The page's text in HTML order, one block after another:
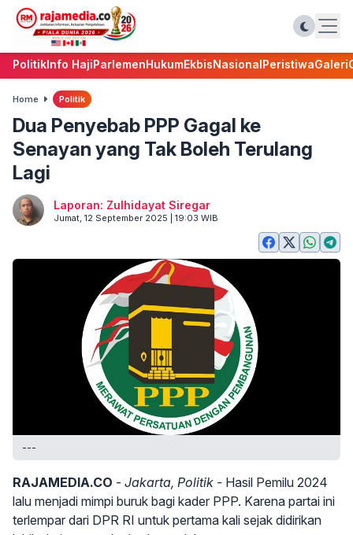
PolitikInfo HajiParlemenHukumEkbisNasionalPeristiwaGaleri
Home Politik
Dua Penyebab PPP Gagal ke
Senayan yang Tak Boleh Terulang
Lagi
Laporan: Zulhidayat Siregar
Jumat, 12 September 2025 | 19:03 WIB
---
RAJAMEDIA.CO - Jakarta, Politik - Hasil Pemilu 2024
lalu menjadi mimpi buruk bagi kader PPP. Karena partai ini
terlempar dari DPR RI untuk pertama kali sejak didirikan